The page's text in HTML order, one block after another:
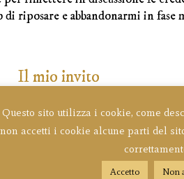
riposare e abbandonarmi in fase
Il mio invito
stagionale e per ogni volta che
della seconda parte della
fare e nella lentezza, nella
azione e in ogni altro sentimento,
Questo sito utilizza i cookie, come
non accetti i cookie alcune parti del
Accetto Non